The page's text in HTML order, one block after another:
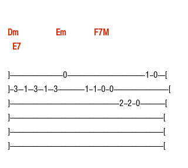
Dm                Em            F7M
  E7
]------------------------------0--------------------------------------------1--0----[
]--3---1---3---1---3---------------1--1--0--0-------------------------------[
]--------------------------------------------------------------2--2--0--------------[
]---------------------------------------------------------------------------------------[
]---------------------------------------------------------------------------------------[
]---------------------------------------------------------------------------------------[